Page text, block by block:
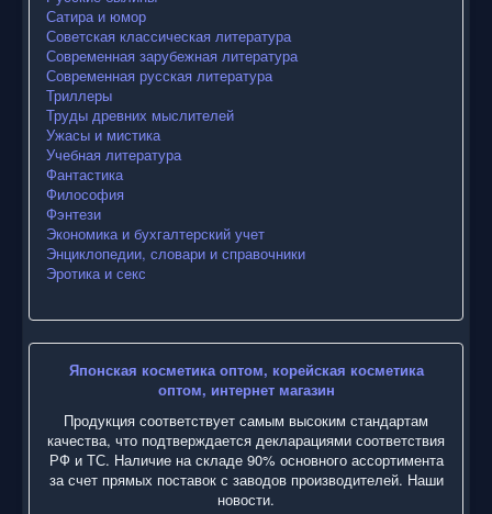
Сатира и юмор
Советская классическая литература
Современная зарубежная литература
Современная русская литература
Триллеры
Труды древних мыслителей
Ужасы и мистика
Учебная литература
Фантастика
Философия
Фэнтези
Экономика и бухгалтерский учет
Энциклопедии, словари и справочники
Эротика и секс
Японская косметика оптом, корейская косметика
оптом, интернет магазин
Продукция соответствует самым высоким стандартам
качества, что подтверждается декларациями соответствия
РФ и ТС. Наличие на складе 90% основного ассортимента
за счет прямых поставок с заводов производителей. Наши
новости.